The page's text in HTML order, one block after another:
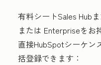
有料シートSales Hub
または Enterpriseをお
直接HubSpotシーケン
括登録できます：